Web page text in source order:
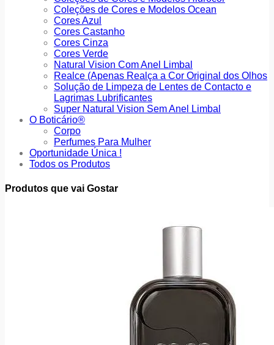
Coleções de Cores e Modelos Ocean
Cores Azul
Cores Castanho
Cores Cinza
Cores Verde
Natural Vision Com Anel Limbal
Realce (Apenas Realça a Cor Original dos Olhos
Solução de Limpeza de Lentes de Contacto e
Lagrimas Lubrificantes
Super Natural Vision Sem Anel Limbal
O Boticário®
Corpo
Perfumes Para Mulher
Oportunidade Única !
Todos os Produtos
Produtos que vai Gostar